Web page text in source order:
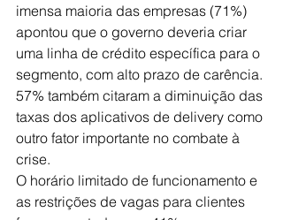
imensa maioria das empresas (71%)
apontou que o governo deveria criar
uma linha de crédito específica para o
segmento, com alto prazo de carência.
57% também citaram a diminuição das
taxas dos aplicativos de delivery como
outro fator importante no combate à
crise.
O horário limitado de funcionamento e
as restrições de vagas para clientes